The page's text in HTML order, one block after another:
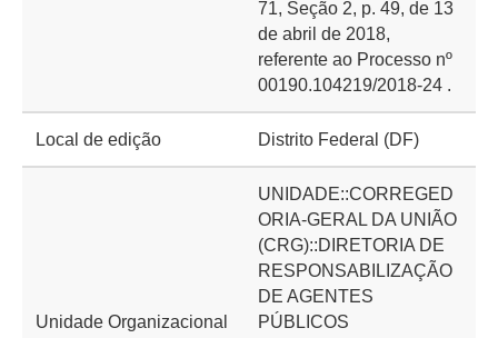
71, Seção 2, p. 49, de 13
de abril de 2018,
referente ao Processo nº
00190.104219/2018-24 .
Local de edição Distrito Federal (DF)
Unidade Organizacional
UNIDADE::CORREGED
ORIA-GERAL DA UNIÃO
(CRG)::DIRETORIA DE
RESPONSABILIZAÇÃO
DE AGENTES
PÚBLICOS